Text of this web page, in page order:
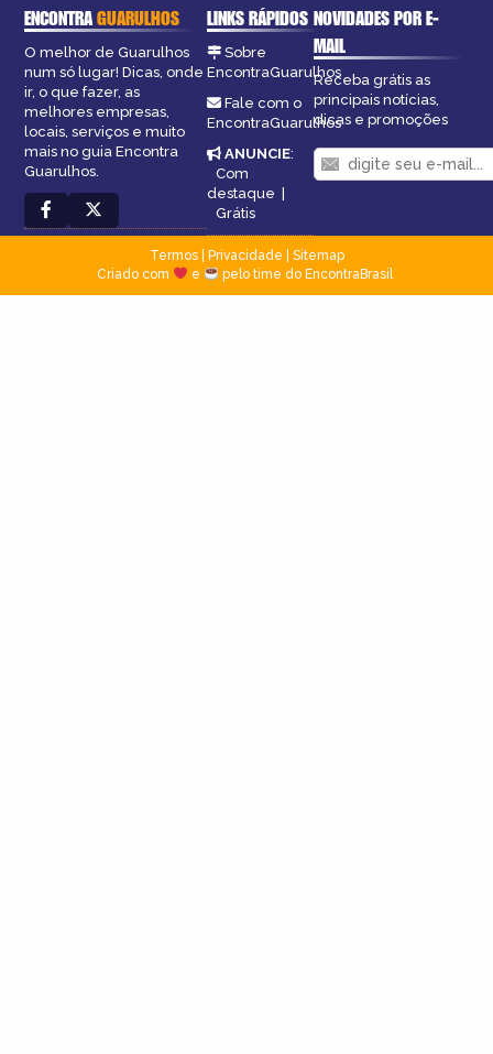
ENCONTRAGUARULHOS
O melhor de Guarulhos
num só lugar! Dicas, onde
ir, o que fazer, as
melhores empresas,
locais, serviços e muito
mais no guia Encontra
Guarulhos.
LINKS RÁPIDOS
Sobre
EncontraGuarulhos
Fale com o
EncontraGuarulhos
ANUNCIE:
Com
destaque |
Grátis
NOVIDADES POR E-
MAIL
Receba grátis as
principais notícias,
dicas e promoções
Termos| Privacidade
Sitemap
Criado com
e pelo time do EncontraBrasil